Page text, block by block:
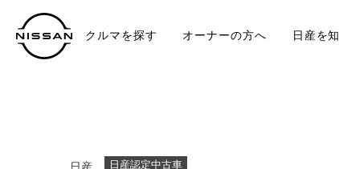
クルマを探す オーナーの方へ 日産を
日産認定中古車